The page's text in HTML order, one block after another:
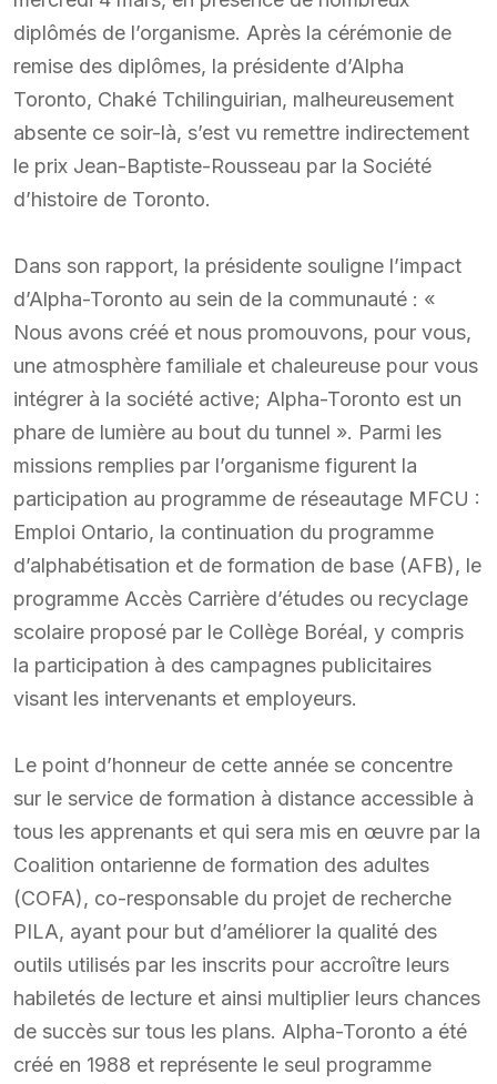
diplômés de l’organisme. Après la cérémonie de
remise des diplômes, la présidente d’Alpha
Toronto, Chaké Tchilinguirian, malheureusement
absente ce soir-là, s’est vu remettre indirectement
le prix Jean-Baptiste-Rousseau par la Société
d’histoire de Toronto.
Dans son rapport, la présidente souligne l’impact
d’Alpha-Toronto au sein de la communauté : «
Nous avons créé et nous promouvons, pour vous,
une atmosphère familiale et chaleureuse pour vous
intégrer à la société active; Alpha-Toronto est un
phare de lumière au bout du tunnel ». Parmi les
missions remplies par l’organisme figurent la
participation au programme de réseautage MFCU :
Emploi Ontario, la continuation du programme
d’alphabétisation et de formation de base (AFB), le
programme Accès Carrière d’études ou recyclage
scolaire proposé par le Collège Boréal, y compris
la participation à des campagnes publicitaires
visant les intervenants et employeurs.
Le point d’honneur de cette année se concentre
sur le service de formation à distance accessible à
tous les apprenants et qui sera mis en œuvre par la
Coalition ontarienne de formation des adultes
(COFA), co-responsable du projet de recherche
PILA, ayant pour but d’améliorer la qualité des
outils utilisés par les inscrits pour accroître leurs
habiletés de lecture et ainsi multiplier leurs chances
de succès sur tous les plans. Alpha-Toronto a été
créé en 1988 et représente le seul programme